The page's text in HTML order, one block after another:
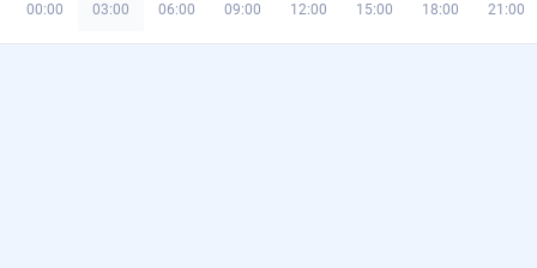
00:00 03:00 06:00 09:00 12:00 15:00 18:00 21:00